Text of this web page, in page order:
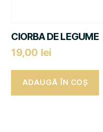
CIORBA DE LEGUME
19,00 lei
ADAUGĂ ÎN COȘ